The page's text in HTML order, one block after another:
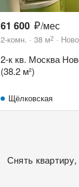
61 600 /мес
2-комн. 38 м2
2-к кв. Москва
(38.2 м²)
Щёлковская
Снять